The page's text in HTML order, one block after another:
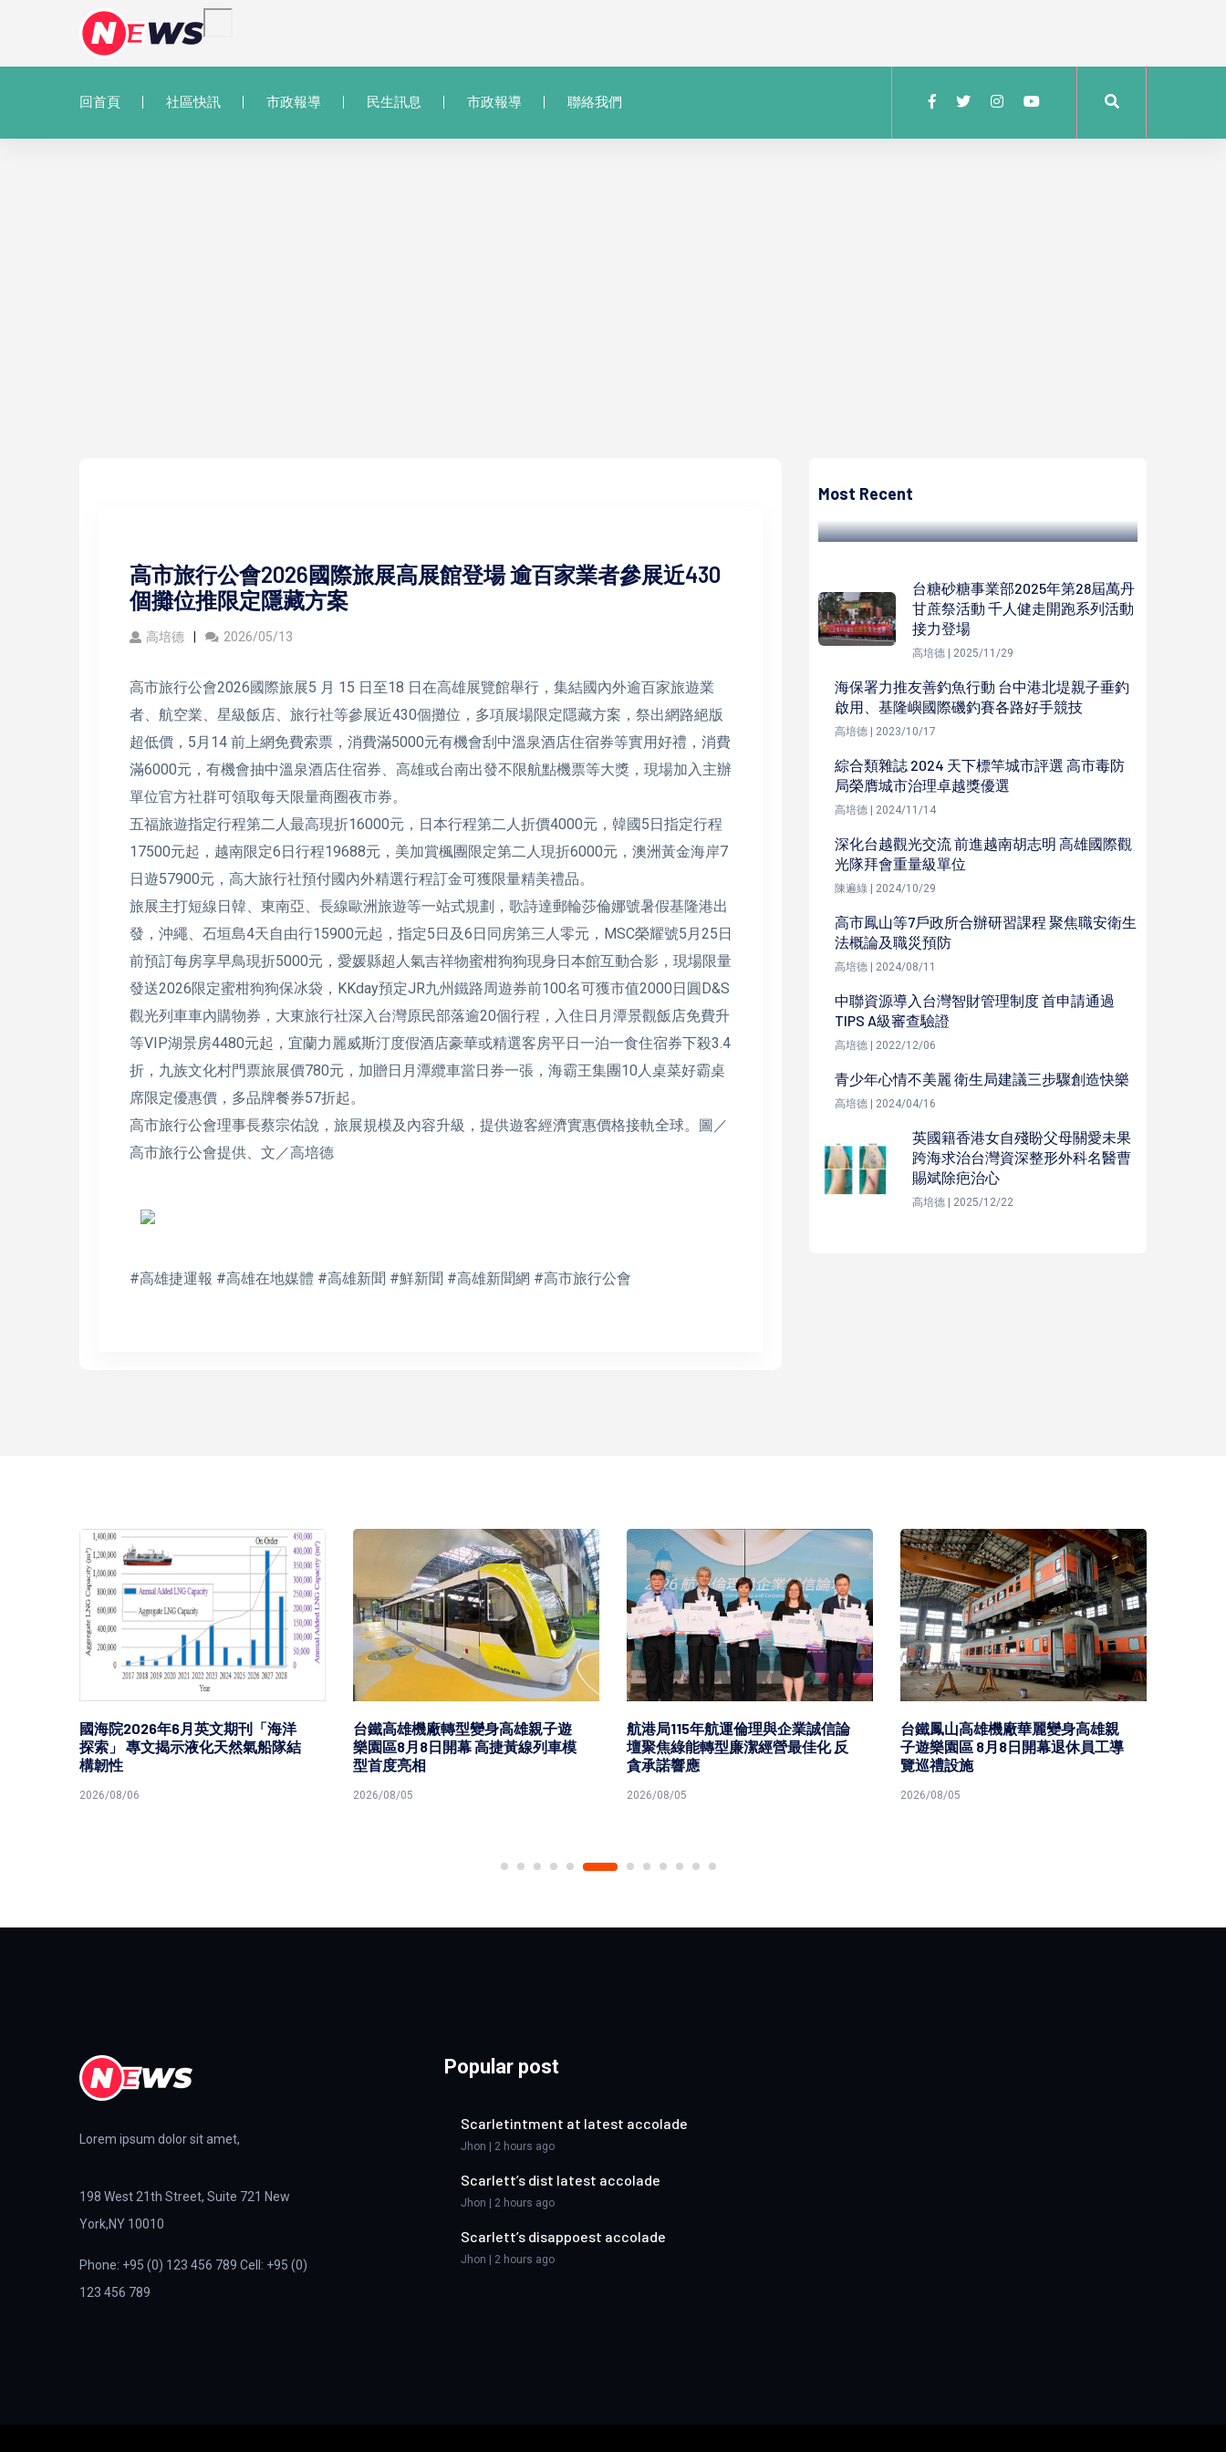
回首頁 社區快訊 市政報導 民生訊息 市政報導 聯絡我們
高市旅行公會2026國際旅展高展館登場 逾百家業者參展近430
個攤位推限定隱藏方案
高培德 2026/05/13
高市旅行公會2026國際旅展5 月 15 日至18 日在高雄展覽館舉行，集結國內外逾百家旅遊業
者、航空業、星級飯店、旅行社等參展近430個攤位，多項展場限定隱藏方案，祭出網路絕版
超低價，5月14 前上網免費索票，消費滿5000元有機會刮中溫泉酒店住宿券等實用好禮，消費
滿6000元，有機會抽中溫泉酒店住宿券、高雄或台南出發不限航點機票等大獎，現場加入主辦
單位官方社群可領取每天限量商圈夜市券。
五福旅遊指定行程第二人最高現折16000元，日本行程第二人折價4000元，韓國5日指定行程
17500元起，越南限定6日行程19688元，美加賞楓團限定第二人現折6000元，澳洲黃金海岸7
日遊57900元，高大旅行社預付國內外精選行程訂金可獲限量精美禮品。
旅展主打短線日韓、東南亞、長線歐洲旅遊等一站式規劃，歌詩達郵輪莎倫娜號暑假基隆港出
發，沖繩、石垣島4天自由行15900元起，指定5日及6日同房第三人零元，MSC榮耀號5月25日
前預訂每房享早鳥現折5000元，愛媛縣超人氣吉祥物蜜柑狗狗現身日本館互動合影，現場限量
發送2026限定蜜柑狗狗保冰袋，KKday預定JR九州鐵路周遊券前100名可獲市值2000日圓D&S
觀光列車車內購物券，大東旅行社深入台灣原民部落逾20個行程，入住日月潭景觀飯店免費升
等VIP湖景房4480元起，宜蘭力麗威斯汀度假酒店豪華或精選客房平日一泊一食住宿券下殺3.4
折，九族文化村門票旅展價780元，加贈日月潭纜車當日券一張，海霸王集團10人桌菜好霸桌
席限定優惠價，多品牌餐券57折起。
高市旅行公會理事長蔡宗佑說，旅展規模及內容升級，提供遊客經濟實惠價格接軌全球。圖／
高市旅行公會提供、文／高培德
#高雄捷運報 #高雄在地媒體 #高雄新聞 #鮮新聞 #高雄新聞網 #高市旅行公會
Most Recent
實加嚴防疫規範
台糖砂糖事業部2025年第28屆萬丹
甘蔗祭活動 千人健走開跑系列活動
接力登場
高培德 | 2025/11/29
海保署力推友善釣魚行動 台中港北堤親子垂釣
啟用、基隆嶼國際磯釣賽各路好手競技
高培德 | 2023/10/17
綜合類雜誌 2024 天下標竿城市評選 高市毒防
局榮膺城市治理卓越獎優選
高培德 | 2024/11/14
深化台越觀光交流 前進越南胡志明 高雄國際觀
光隊拜會重量級單位
陳遍綠 | 2024/10/29
高市鳳山等7戶政所合辦研習課程 聚焦職安衛生
法概論及職災預防
高培德 | 2024/08/11
中聯資源導入台灣智財管理制度 首申請通過
TIPS A級審查驗證
高培德 | 2022/12/06
青少年心情不美麗 衛生局建議三步驟創造快樂
高培德 | 2024/04/16
英國籍香港女自殘盼父母關愛未果
跨海求治台灣資深整形外科名醫曹
賜斌除疤治心
高培德 | 2025/12/22
國海院2026年6月英文期刊「海洋
探索」 專文揭示液化天然氣船隊結
構韌性
2026/08/06
台鐵高雄機廠轉型變身高雄親子遊
樂園區8月8日開幕 高捷黃線列車模
型首度亮相
2026/08/05
航港局115年航運倫理與企業誠信論
壇聚焦綠能轉型廉潔經營最佳化 反
貪承諾響應
2026/08/05
台鐵鳳山高雄機廠華麗變身高雄親
子遊樂園區 8月8日開幕退休員工導
覽巡禮設施
2026/08/05
Lorem ipsum dolor sit amet,
198 West 21th Street, Suite 721 New
York,NY 10010
Phone: +95 (0) 123 456 789 Cell: +95 (0)
123 456 789
Popular post
Scarletintment at latest accolade
Jhon | 2 hours ago
Scarlett’s dist latest accolade
Jhon | 2 hours ago
Scarlett’s disappoest accolade
Jhon | 2 hours ago